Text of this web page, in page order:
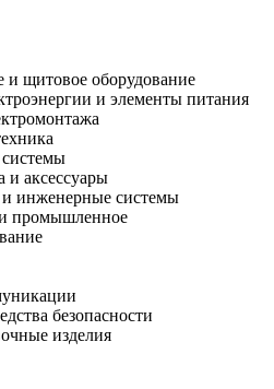
и щитовое оборудование
и элементы питания
и аксессуары
инженерные системы
промышленное
безопасности
изделия